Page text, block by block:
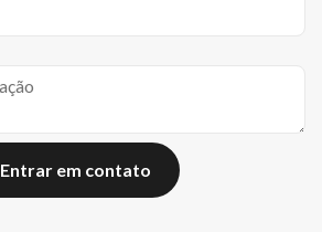
Entrar em contato